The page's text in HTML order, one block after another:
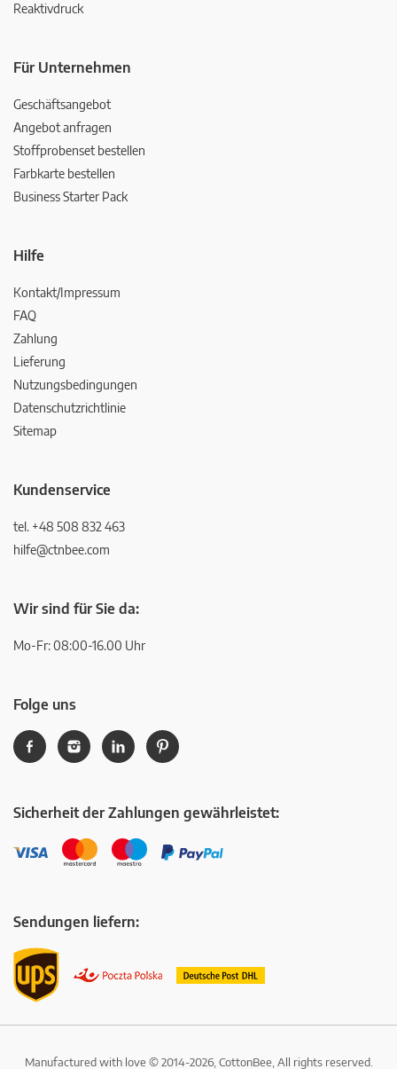
Reaktivdruck
Für Unternehmen
Geschäftsangebot
Angebot anfragen
Stoffprobenset bestellen
Farbkarte bestellen
Business Starter Pack
Hilfe
Kontakt/Impressum
FAQ
Zahlung
Lieferung
Nutzungsbedingungen
Datenschutzrichtlinie
Sitemap
Kundenservice
tel. +48 508 832 463
hilfe@ctnbee.com
Wir sind für Sie da:
Mo-Fr: 08:00-16.00 Uhr
Folge uns
Sicherheit der Zahlungen gewährleistet:
Sendungen liefern:
Manufactured with love © 2014-2026, CottonBee, All rights reserved.